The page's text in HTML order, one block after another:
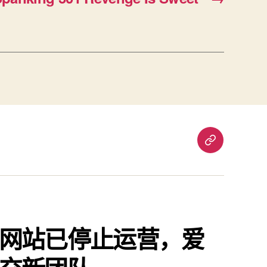
重
通
站已停止运营，爱